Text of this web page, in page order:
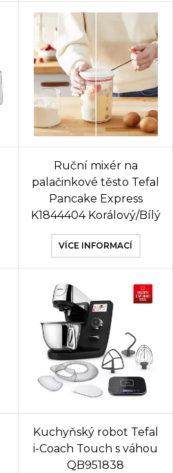
Ruční mixér na
palačinkové těsto Tefal
Pancake Express
K1844404 Korálový/Bílý
VÍCE INFORMACÍ
Kuchyňský robot Tefal
i-Coach Touch s váhou
QB951838